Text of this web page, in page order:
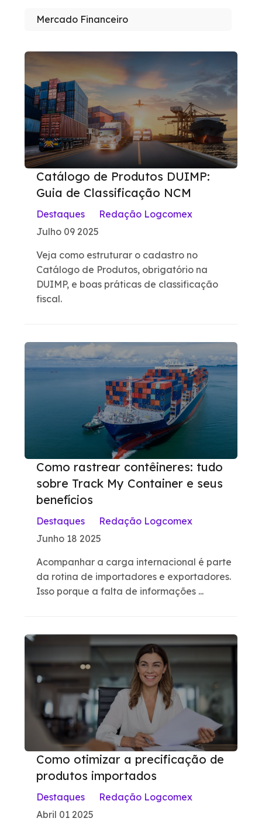
Mercado Financeiro
Catálogo de Produtos DUIMP:
Guia de Classificação NCM
Destaques
Redação Logcomex
Julho 09 2025
Veja como estruturar o cadastro no
Catálogo de Produtos, obrigatório na
DUIMP, e boas práticas de classificação
fiscal.
Como rastrear contêineres: tudo
sobre Track My Container e seus
benefícios
Destaques
Redação Logcomex
Junho 18 2025
Acompanhar a carga internacional é parte
da rotina de importadores e exportadores.
Isso porque a falta de informações ...
Como otimizar a precificação de
produtos importados
Destaques
Redação Logcomex
Abril 01 2025